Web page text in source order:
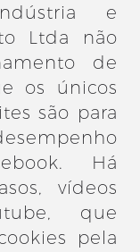
e
Ltda não
de
os únicos
são para
Há
vídeos
que
pela